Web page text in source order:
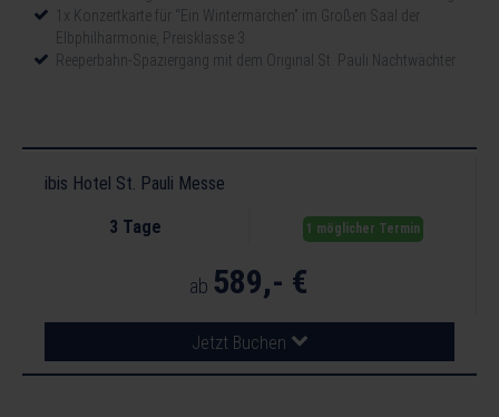
1x Konzertkarte für “Ein Wintermärchen” im Großen Saal der
Elbphilharmonie, Preisklasse 3
Reeperbahn-Spaziergang mit dem Original St. Pauli Nachtwächter
ibis Hotel St. Pauli Messe
3 Tage 1 möglicher Termin
ab 589,- €
Jetzt Buchen